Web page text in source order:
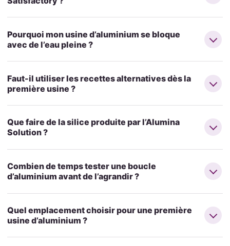
Pourquoi mon usine d’aluminium se bloque
avec de l’eau pleine ?
Faut-il utiliser les recettes alternatives dès la
première usine ?
Que faire de la silice produite par l’Alumina
Solution ?
Combien de temps tester une boucle
d’aluminium avant de l’agrandir ?
Quel emplacement choisir pour une première
usine d’aluminium ?